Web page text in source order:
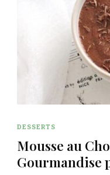
DESSERTS
Mousse au
Gourmandise